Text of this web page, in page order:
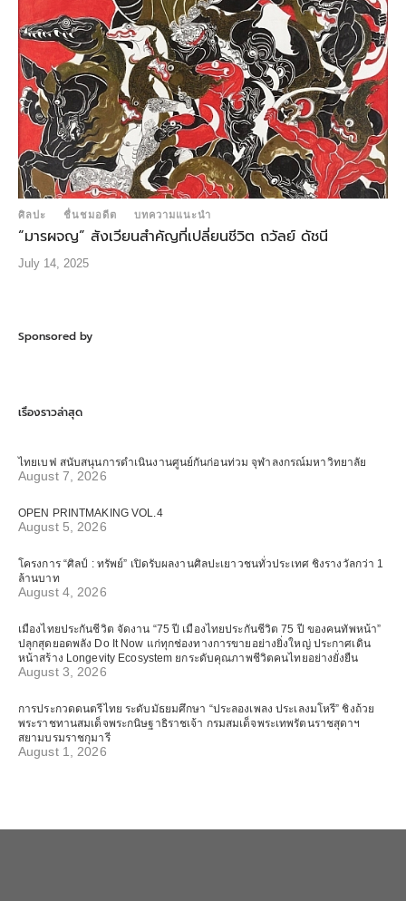
ศิลปะ ชื่นชมอดีต บทความแนะนำ
“มารผจญ” สังเวียนสำคัญที่เปลี่ยนชีวิต ถวัลย์ ดัชนี
July 14, 2025
Sponsored by
เรื่องราวล่าสุด
ไทยเบฟ สนับสนุนการดำเนินงานศูนย์กันก่อนท่วม จุฬาลงกรณ์มหาวิทยาลัย
August 7, 2026
OPEN PRINTMAKING VOL.4
August 5, 2026
โครงการ “ศิลป์ : ทรัพย์” เปิดรับผลงานศิลปะเยาวชนทั่วประเทศ ชิงรางวัลกว่า 1
ล้านบาท
August 4, 2026
เมืองไทยประกันชีวิต จัดงาน “75 ปี เมืองไทยประกันชีวิต 75 ปี ของคนทัพหน้า”
ปลุกสุดยอดพลัง Do It Now แก่ทุกช่องทางการขายอย่างยิ่งใหญ่ ประกาศเดิน
หน้าสร้าง Longevity Ecosystem ยกระดับคุณภาพชีวิตคนไทยอย่างยั่งยืน
August 3, 2026
การประกวดดนตรีไทย ระดับมัธยมศึกษา “ประลองเพลง ประเลงมโหรี” ชิงถ้วย
พระราชทานสมเด็จพระกนิษฐาธิราชเจ้า กรมสมเด็จพระเทพรัตนราชสุดาฯ
สยามบรมราชกุมารี
August 1, 2026